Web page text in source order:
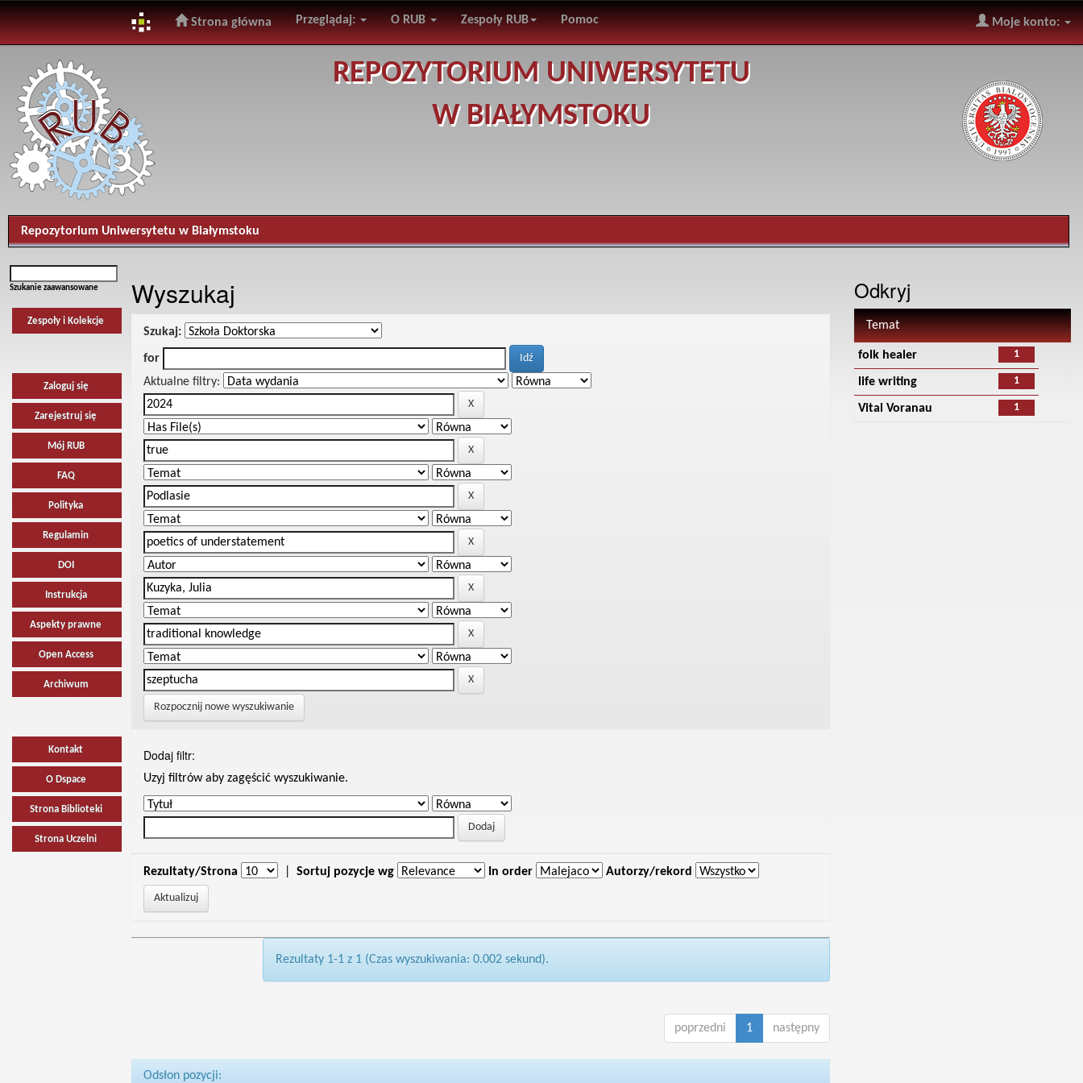
navigation
Strona główna Przeglądaj: O RUB Zespoły RUB Pomoc Moje konto:
REPOZYTORIUM UNIWERSYTETU
W BIAŁYMSTOKU
Repozytorium Uniwersytetu w Białymstoku
Szukanie zaawansowane
Zespoły i Kolekcje
Zaloguj się
Zarejestruj się
Mój RUB
FAQ
Polityka
Regulamin
DOI
Instrukcja
Aspekty prawne
Open Access
Archiwum
Kontakt
O Dspace
Strona Biblioteki
Strona Uczelni
Wyszukaj
Szukaj:
for
Aktualne filtry:
Rozpocznij nowe wyszukiwanie
Dodaj filtr:
Uzyj filtrów aby zagęścić wyszukiwanie.
Rezultaty/Strona Sortuj pozycje wg In order Autorzy/rekord
Rezultaty 1-1 z 1 (Czas wyszukiwania: 0.002 sekund).
poprzedni 1 następny
Odsłon pozycji:
Odkryj
Temat
1
folk healer
1
life writing
1
Vital Voranau